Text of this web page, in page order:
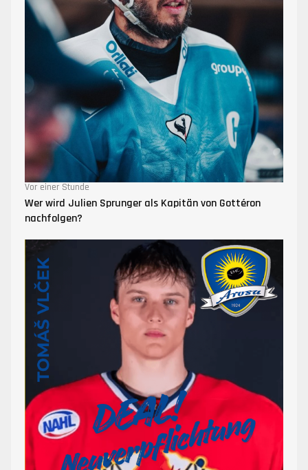
Vor einer Stunde
Wer wird Julien Sprunger als Kapitän von Gottéron
nachfolgen?